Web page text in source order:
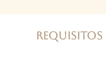
ReQUISITOS